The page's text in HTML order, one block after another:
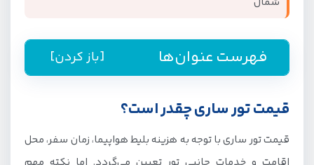
فهرست عنوان‌ها [باز کردن]
قیمت تور ساری چقدر است؟
تور هوایی ساری
قیمت تور ساری چقدر است؟
قیمت تور ساری با توجه به هزینه بلیط هواپیما، زمان سفر، محل